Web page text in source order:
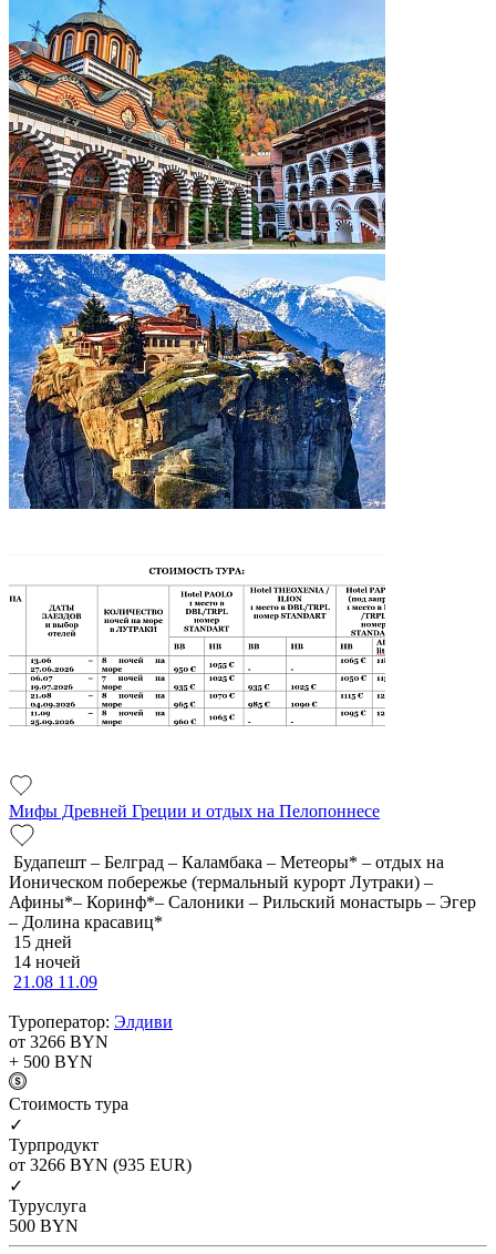
Мифы Древней Греции и отдых на Пелопоннесе
Будапешт – Белград – Каламбака – Метеоры* – отдых на
Ионическом побережье (термальный курорт Лутраки) –
Афины*– Коринф*– Салоники – Рильский монастырь – Эгер
– Долина красавиц*
15 дней
14 ночей
21.08 11.09
Туроператор: Элдиви
от 3266 BYN
+ 500 BYN
Cтоимость тура
✓
Турпродукт
от 3266 BYN (935 EUR)
✓
Туруслуга
500 BYN